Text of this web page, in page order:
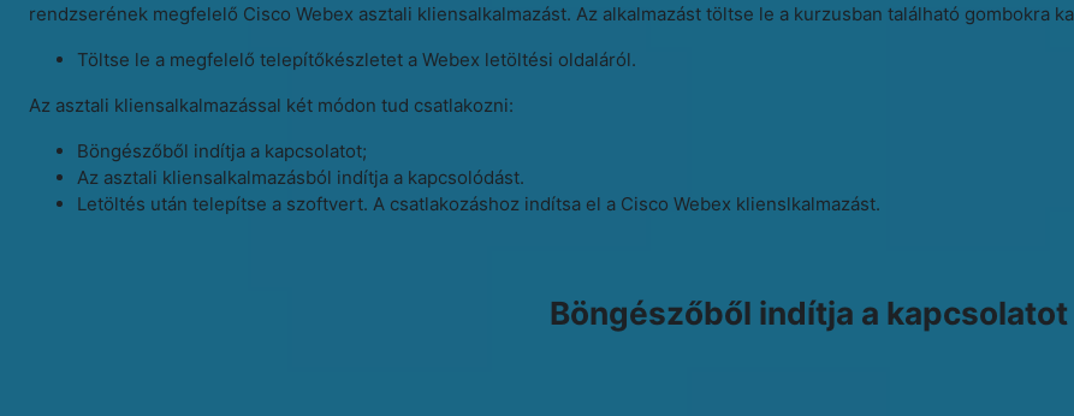
rendzserének megfelelő Cisco Webex asztali kliensalkalmazást. Az alkalmazást töltse le a kurzusban található gombokra
Töltse le a megfelelő telepítőkészletet a Webex letöltési oldaláról.
Az asztali kliensalkalmazással két módon tud csatlakozni:
Böngészőből indítja a kapcsolatot;
Az asztali kliensalkalmazásból indítja a kapcsolódást.
Letöltés után telepítse a szoftvert. A csatlakozáshoz indítsa el a Cisco Webex klienslkalmazást.
Böngészőből indítja a kapcsolatot